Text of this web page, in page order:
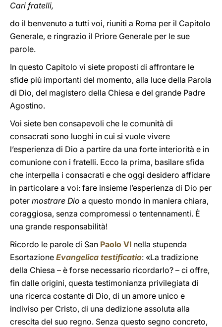
Cari fratelli,
do il benvenuto a tutti voi, riuniti a Roma per il Capitolo
Generale, e ringrazio il Priore Generale per le sue
parole.
In questo Capitolo vi siete proposti di affrontare le
sfide più importanti del momento, alla luce della Parola
di Dio, del magistero della Chiesa e del grande Padre
Agostino.
Voi siete ben consapevoli che le comunità di
consacrati sono luoghi in cui si vuole vivere
l’esperienza di Dio a partire da una forte interiorità e in
comunione con i fratelli. Ecco la prima, basilare sfida
che interpella i consacrati e che oggi desidero affidare
in particolare a voi: fare insieme l’esperienza di Dio per
poter mostrare Dio a questo mondo in maniera chiara,
coraggiosa, senza compromessi o tentennamenti. È
una grande responsabilità!
Ricordo le parole di San Paolo VI nella stupenda
Esortazione Evangelica testificatio: «La tradizione
della Chiesa – è forse necessario ricordarlo? – ci offre,
fin dalle origini, questa testimonianza privilegiata di
una ricerca costante di Dio, di un amore unico e
indiviso per Cristo, di una dedizione assoluta alla
crescita del suo regno. Senza questo segno concreto,